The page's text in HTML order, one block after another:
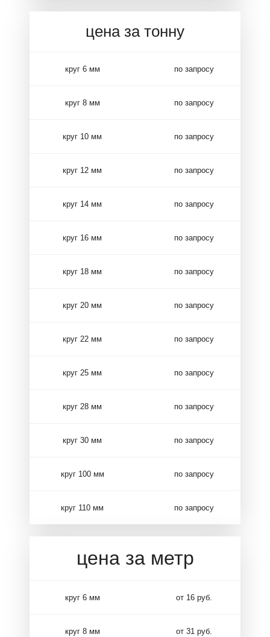
цена за тонну
круг 6 мм по запросу
круг 8 мм по запросу
круг 10 мм по запросу
круг 12 мм по запросу
круг 14 мм по запросу
круг 16 мм по запросу
круг 18 мм по запросу
круг 20 мм по запросу
круг 22 мм по запросу
круг 25 мм по запросу
круг 28 мм по запросу
круг 30 мм по запросу
круг 100 мм по запросу
круг 110 мм по запросу
цена за метр
круг 6 мм от 16 руб.
круг 8 мм от 31 руб.